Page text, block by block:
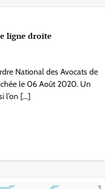
ligne droite
National des Avocats de
le 06 Août 2020. Un
l’on […]